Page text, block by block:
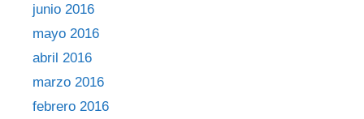
junio 2016
mayo 2016
abril 2016
marzo 2016
febrero 2016